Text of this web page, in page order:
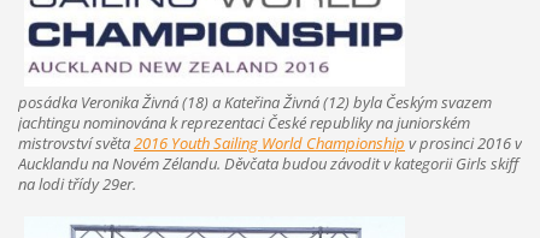
posádka Veronika Živná (18) a Kateřina Živná (12) byla Českým svazem
jachtingu nominována k reprezentaci České republiky na juniorském
mistrovství světa2016 Youth Sailing World Championship v prosinci 2016 v
Aucklandu na Novém Zélandu. Děvčata budou závodit v kategorii Girls skiff
na lodi třídy 29er.